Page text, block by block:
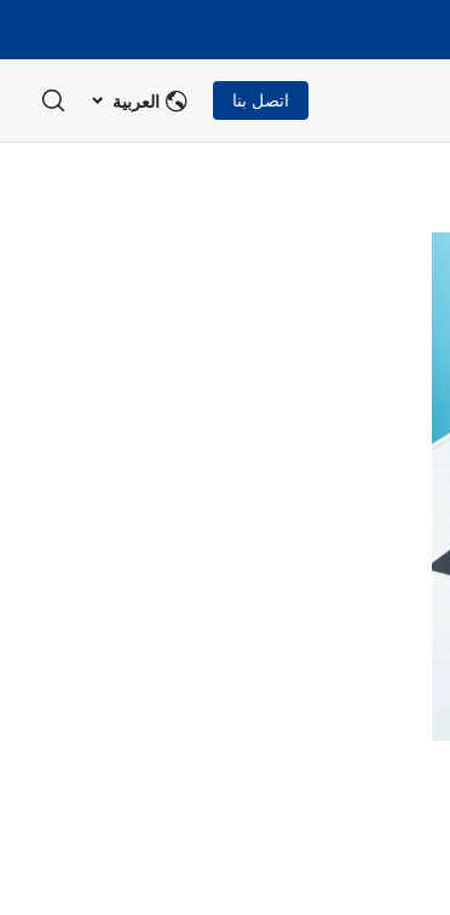
اتصل بنا العربية